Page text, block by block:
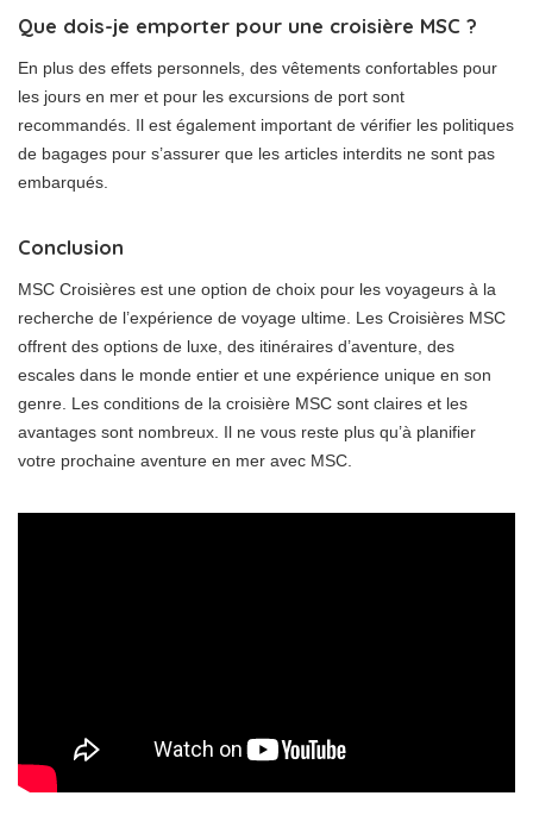
Que dois-je emporter pour une croisière MSC ?
En plus des effets personnels, des vêtements confortables pour
les jours en mer et pour les excursions de port sont
recommandés. Il est également important de vérifier les politiques
de bagages pour s’assurer que les articles interdits ne sont pas
embarqués.
Conclusion
MSC Croisières est une option de choix pour les voyageurs à la
recherche de l’expérience de voyage ultime. Les Croisières MSC
offrent des options de luxe, des itinéraires d’aventure, des
escales dans le monde entier et une expérience unique en son
genre. Les conditions de la croisière MSC sont claires et les
avantages sont nombreux. Il ne vous reste plus qu’à planifier
votre prochaine aventure en mer avec MSC.